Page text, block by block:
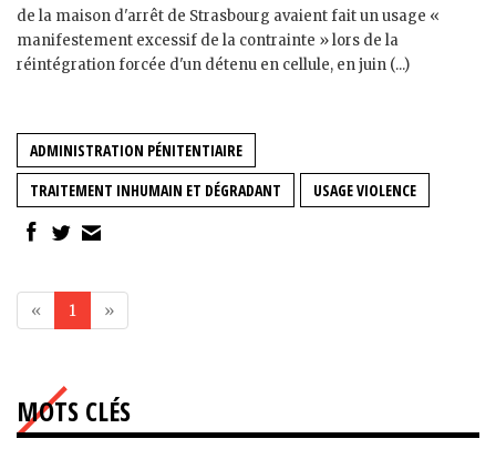
de la maison d'arrêt de Strasbourg avaient fait un usage «
manifestement excessif de la contrainte » lors de la
réintégration forcée d'un détenu en cellule, en juin (...)
ADMINISTRATION PÉNITENTIAIRE
TRAITEMENT INHUMAIN ET DÉGRADANT
USAGE VIOLENCE
« 1 »
MOTS CLÉS